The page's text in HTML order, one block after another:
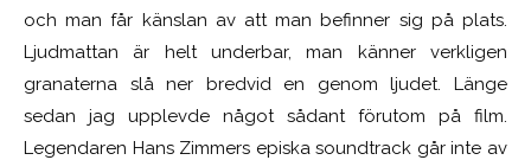
och man får känslan av att man befinner sig på plats.
Ljudmattan är helt underbar, man känner verkligen
granaterna slå ner bredvid en genom ljudet. Länge
sedan jag upplevde något sådant förutom på film.
Legendaren Hans Zimmers episka soundtrack går inte av